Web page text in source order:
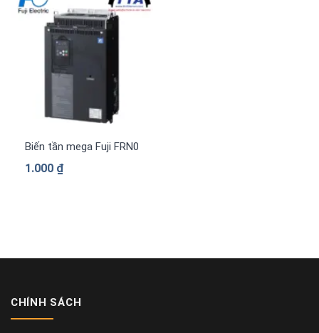
Biến tần mega Fuji FRN0840G2S-4G 3 pha 380 V
1.000 ₫
CHÍNH SÁCH